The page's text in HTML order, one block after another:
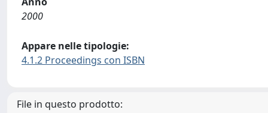
2000
Appare nelle tipologie:
4.1.2 Proceedings con ISBN
File in questo prodotto: